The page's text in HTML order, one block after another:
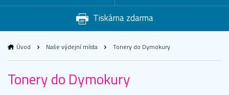
Tiskárna zdarma
Úvod Naše výdejní místa Tonery do Dymokury
Tonery do Dymokury